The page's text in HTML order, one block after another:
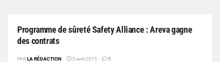
Programme de sûreté Safety Alliance : Areva gagne
des contrats
PARLA RÉDACTION 3 avril 2015 5